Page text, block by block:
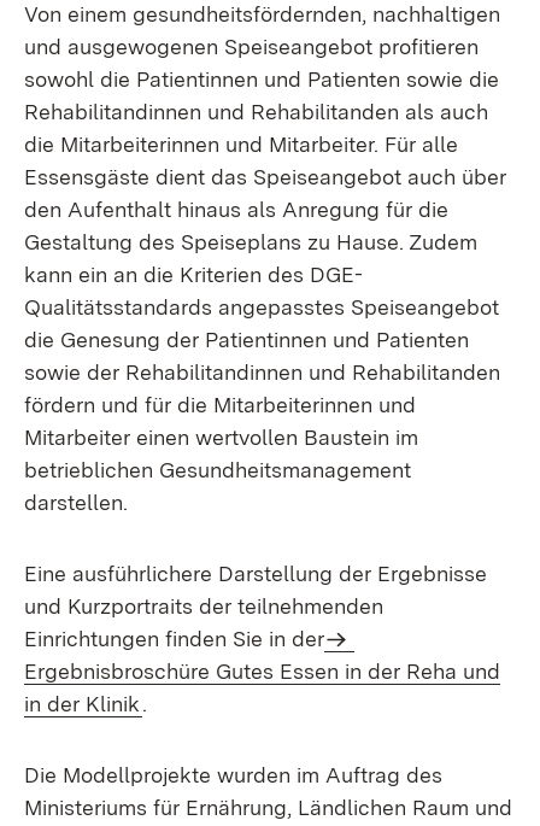
Von einem gesundheitsfördernden, nachhaltigen
und ausgewogenen Speiseangebot profitieren
sowohl die Patientinnen und Patienten sowie die
Rehabilitandinnen und Rehabilitanden als auch
die Mitarbeiterinnen und Mitarbeiter. Für alle
Essensgäste dient das Speiseangebot auch über
den Aufenthalt hinaus als Anregung für die
Gestaltung des Speiseplans zu Hause. Zudem
kann ein an die Kriterien des DGE-
Qualitätsstandards angepasstes Speiseangebot
die Genesung der Patientinnen und Patienten
sowie der Rehabilitandinnen und Rehabilitanden
fördern und für die Mitarbeiterinnen und
Mitarbeiter einen wertvollen Baustein im
betrieblichen Gesundheitsmanagement
darstellen.
Eine ausführlichere Darstellung der Ergebnisse
und Kurzportraits der teilnehmenden
Einrichtungen finden Sie in der
Ergebnisbroschüre Gutes Essen in der Reha und
in der Klinik.
Die Modellprojekte wurden im Auftrag des
Ministeriums für Ernährung, Ländlichen Raum und